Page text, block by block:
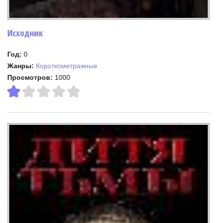
Исходник
Год: 0
Жанры: Короткометражные
Просмотров: 1000